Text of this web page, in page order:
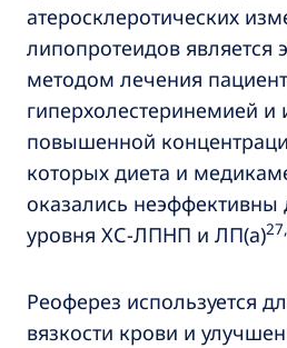
атеросклеротических
липопротеидов является
методом лечения
гиперхолестеринемией и
повышенной
которых диета и
оказались
уровня ХС-ЛПНП и ЛП(а)
Реоферез используется
вязкости крови и